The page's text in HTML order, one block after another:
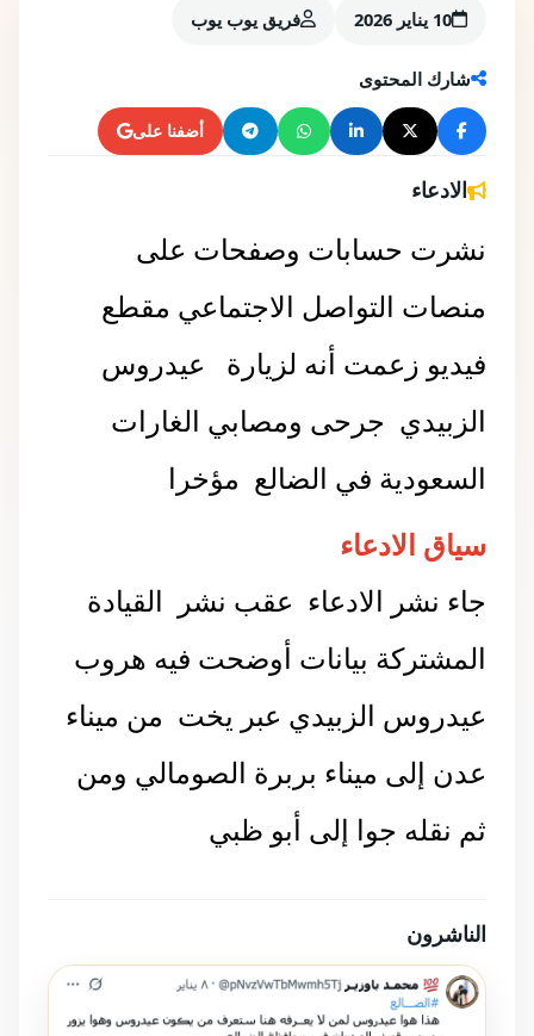
10 يناير 2026 فريق يوب يوب
شارك المحتوى
أضفنا على
الادعاء
نشرت حسابات وصفحات على
منصات التواصل الاجتماعي مقطع
فيديو زعمت أنه لزيارة
عيدروس
الزبيدي جرحى ومصابي الغارات
السعودية في الضالع مؤخرا
سياق الادعاء
جاء نشر الادعاء عقب نشر
القيادة
المشتركة بيانات أوضحت فيه هروب
عيدروس الزبيدي عبر يخت من ميناء
عدن إلى ميناء بربرة الصومالي ومن
ثم نقله جوا إلى أبو ظبي
الناشرون